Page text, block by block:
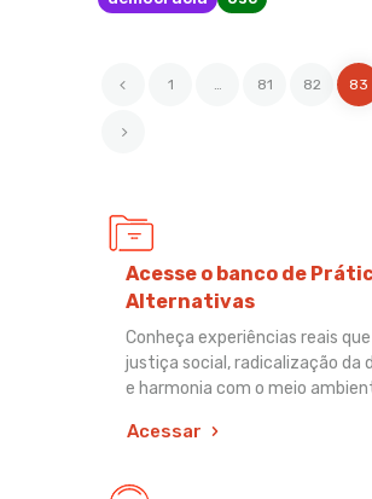
1 81 82 83
Acesse o banco de
Alternativas
Conheça experiências reais
justiça social, radicalização da
e harmonia com o meio
Acessar